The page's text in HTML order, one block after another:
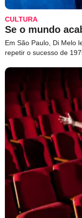
CULTURA
Se o mundo
Em São Paulo, Di Melo
repetir o sucesso de